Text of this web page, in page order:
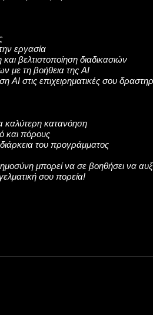
εργασία
βελτιστοποίηση διαδικασιών
με τη βοήθεια της AI
στις επιχειρηματικές σου
καλύτερη κατανόηση
και πόρους
του προγράμματος
μπορεί να σε βοηθήσει να
σου πορεία!